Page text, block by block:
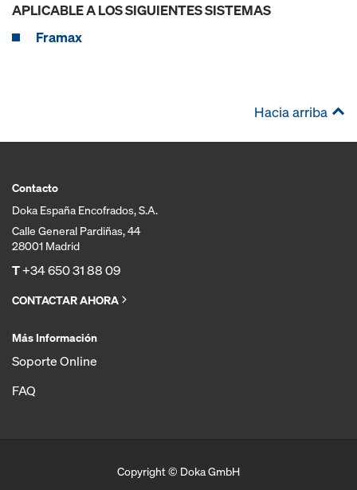
APLICABLE A LOS SIGUIENTES SISTEMAS
Framax
Hacia arriba
Contacto
Doka España Encofrados, S.A.
Calle General Pardiñas, 44
28001 Madrid
T+34 650 31 88 09
CONTACTAR AHORA
Más Información
Soporte Online
FAQ
Copyright © Doka GmbH